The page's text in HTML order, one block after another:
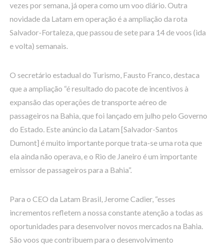
vezes por semana, já opera como um voo diário. Outra
novidade da Latam em operação é a ampliação da rota
Salvador-Fortaleza, que passou de sete para 14 de voos (ida
e volta) semanais.
O secretário estadual do Turismo, Fausto Franco, destaca
que a ampliação “é resultado do pacote de incentivos à
expansão das operações de transporte aéreo de
passageiros na Bahia, que foi lançado em julho pelo Governo
do Estado. Este anúncio da Latam [Salvador-Santos
Dumont] é muito importante porque trata-se uma rota que
ela ainda não operava, e o Rio de Janeiro é um importante
emissor de passageiros para a Bahia”.
Para o CEO da Latam Brasil, Jerome Cadier, “esses
incrementos refletem a nossa constante atenção a todas as
oportunidades para desenvolver novos mercados na Bahia.
São voos que contribuem para o desenvolvimento